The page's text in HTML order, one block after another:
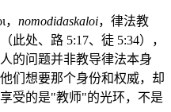
nomodidaskaloi，律法教
此处、路 5:17、徒 5:34），
的问题并非教导律法本身
们想要那个身份和权威，却
受的是"教师"的光环，不是